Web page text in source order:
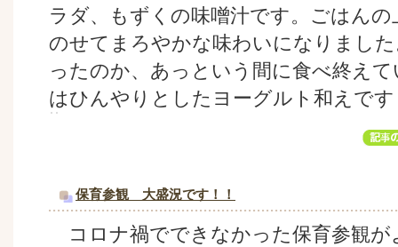
ラダ、もずくの味噌汁です。ごはん
のせてまろやかな味わいになりまし
ったのか、あっという間に食べ終え
はひんやりとしたヨーグルト和えです
保育参観 大盛況です！！
コロナ禍でできなかった保育参観